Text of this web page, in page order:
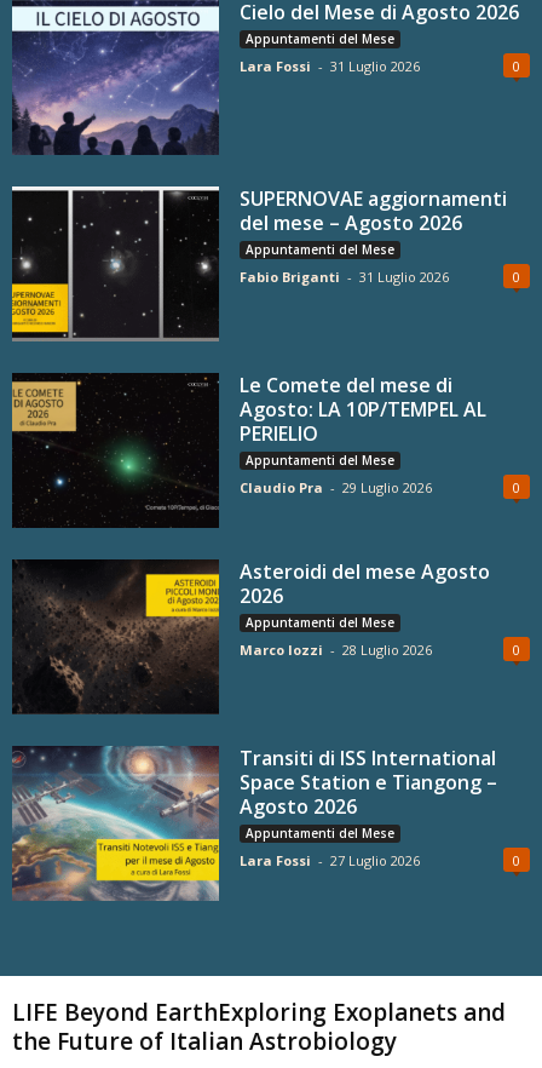
Cielo del Mese di Agosto 2026
Appuntamenti del Mese
Lara Fossi - 31 Luglio 2026 0
SUPERNOVAE aggiornamenti
del mese – Agosto 2026
Appuntamenti del Mese
Fabio Briganti - 31 Luglio 2026 0
Le Comete del mese di
Agosto: LA 10P/TEMPEL AL
PERIELIO
Appuntamenti del Mese
Claudio Pra - 29 Luglio 2026 0
Asteroidi del mese Agosto
2026
Appuntamenti del Mese
Marco Iozzi - 28 Luglio 2026 0
Transiti di ISS International
Space Station e Tiangong –
Agosto 2026
Appuntamenti del Mese
Lara Fossi - 27 Luglio 2026 0
LIFE Beyond EarthExploring Exoplanets and
the Future of Italian Astrobiology